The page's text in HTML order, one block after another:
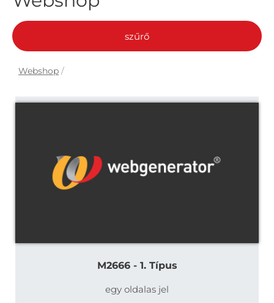
szűrő
Webshop /
M2666 - 1. Típus
egy oldalas jel